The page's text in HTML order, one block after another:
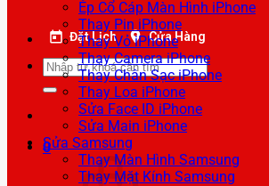
Đặt Lịch Cửa Hàng
Tìm
kiếm:
0
Ép Cổ Cáp Màn Hình iPhone
Thay Pin iPhone
Thay Vỏ iPhone
Thay Camera iPhone
Thay Chân Sạc iPhone
Thay Loa iPhone
Sửa Face ID iPhone
Sửa Main iPhone
Sửa Samsung
Thay Màn Hình Samsung
Thay Mặt Kính Samsung